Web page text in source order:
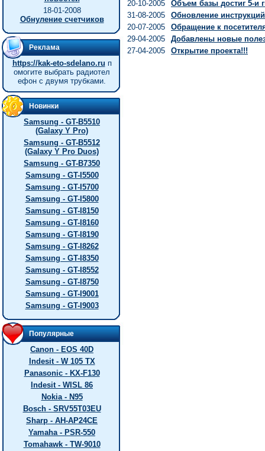
18-01-2008
Обнуление счетчиков
Реклама
https://kak-eto-sdelano.ru п
омогите выбрать радиотел
ефон с двумя трубками.
Новинки
Samsung - GT-B5510
(Galaxy Y Pro)
Samsung - GT-B5512
(Galaxy Y Pro Duos)
Samsung - GT-B7350
Samsung - GT-I5500
Samsung - GT-I5700
Samsung - GT-I5800
Samsung - GT-I8150
Samsung - GT-I8160
Samsung - GT-I8190
Samsung - GT-I8262
Samsung - GT-I8350
Samsung - GT-I8552
Samsung - GT-I8750
Samsung - GT-I9001
Samsung - GT-I9003
Популярные
Canon - EOS 40D
Indesit - W 105 TX
Panasonic - KX-F130
Indesit - WISL 86
Nokia - N95
Bosch - SRV55T03EU
Sharp - AH-AP24CE
Yamaha - PSR-550
Tomahawk - TW-9010
20-10-2005
Объем базы достиг 5-и
31-08-2005
Обновление инструкций
20-07-2005
Обращение к
29-04-2005
Добавлены новые
27-04-2005
Открытие проекта!!!